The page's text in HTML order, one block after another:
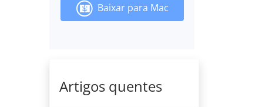
Baixar para Mac
Artigos quentes